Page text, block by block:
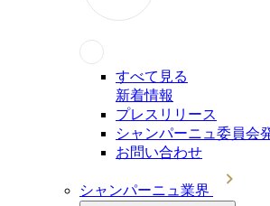
すべて見る
新着情報
プレスリリース
シャンパーニュ委員会
お問い合わせ
シャンパーニュ業界